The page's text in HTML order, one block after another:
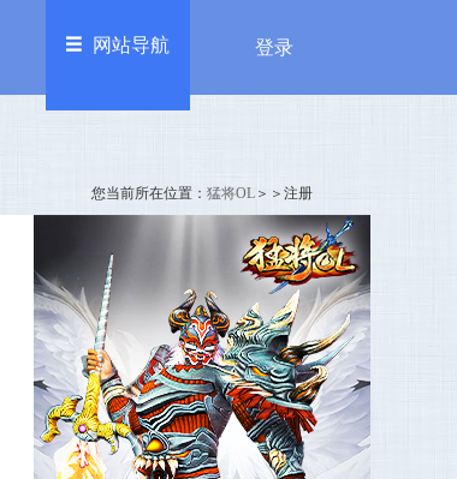
网站导航 登录
其他
加入我们
自律公约
您当前所在位置： 猛将OL ＞＞注册